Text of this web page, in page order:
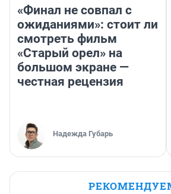
«Финал не совпал с
ожиданиями»: стоит ли
смотреть фильм
«Старый орел» на
большом экране —
честная рецензия
Надежда Губарь